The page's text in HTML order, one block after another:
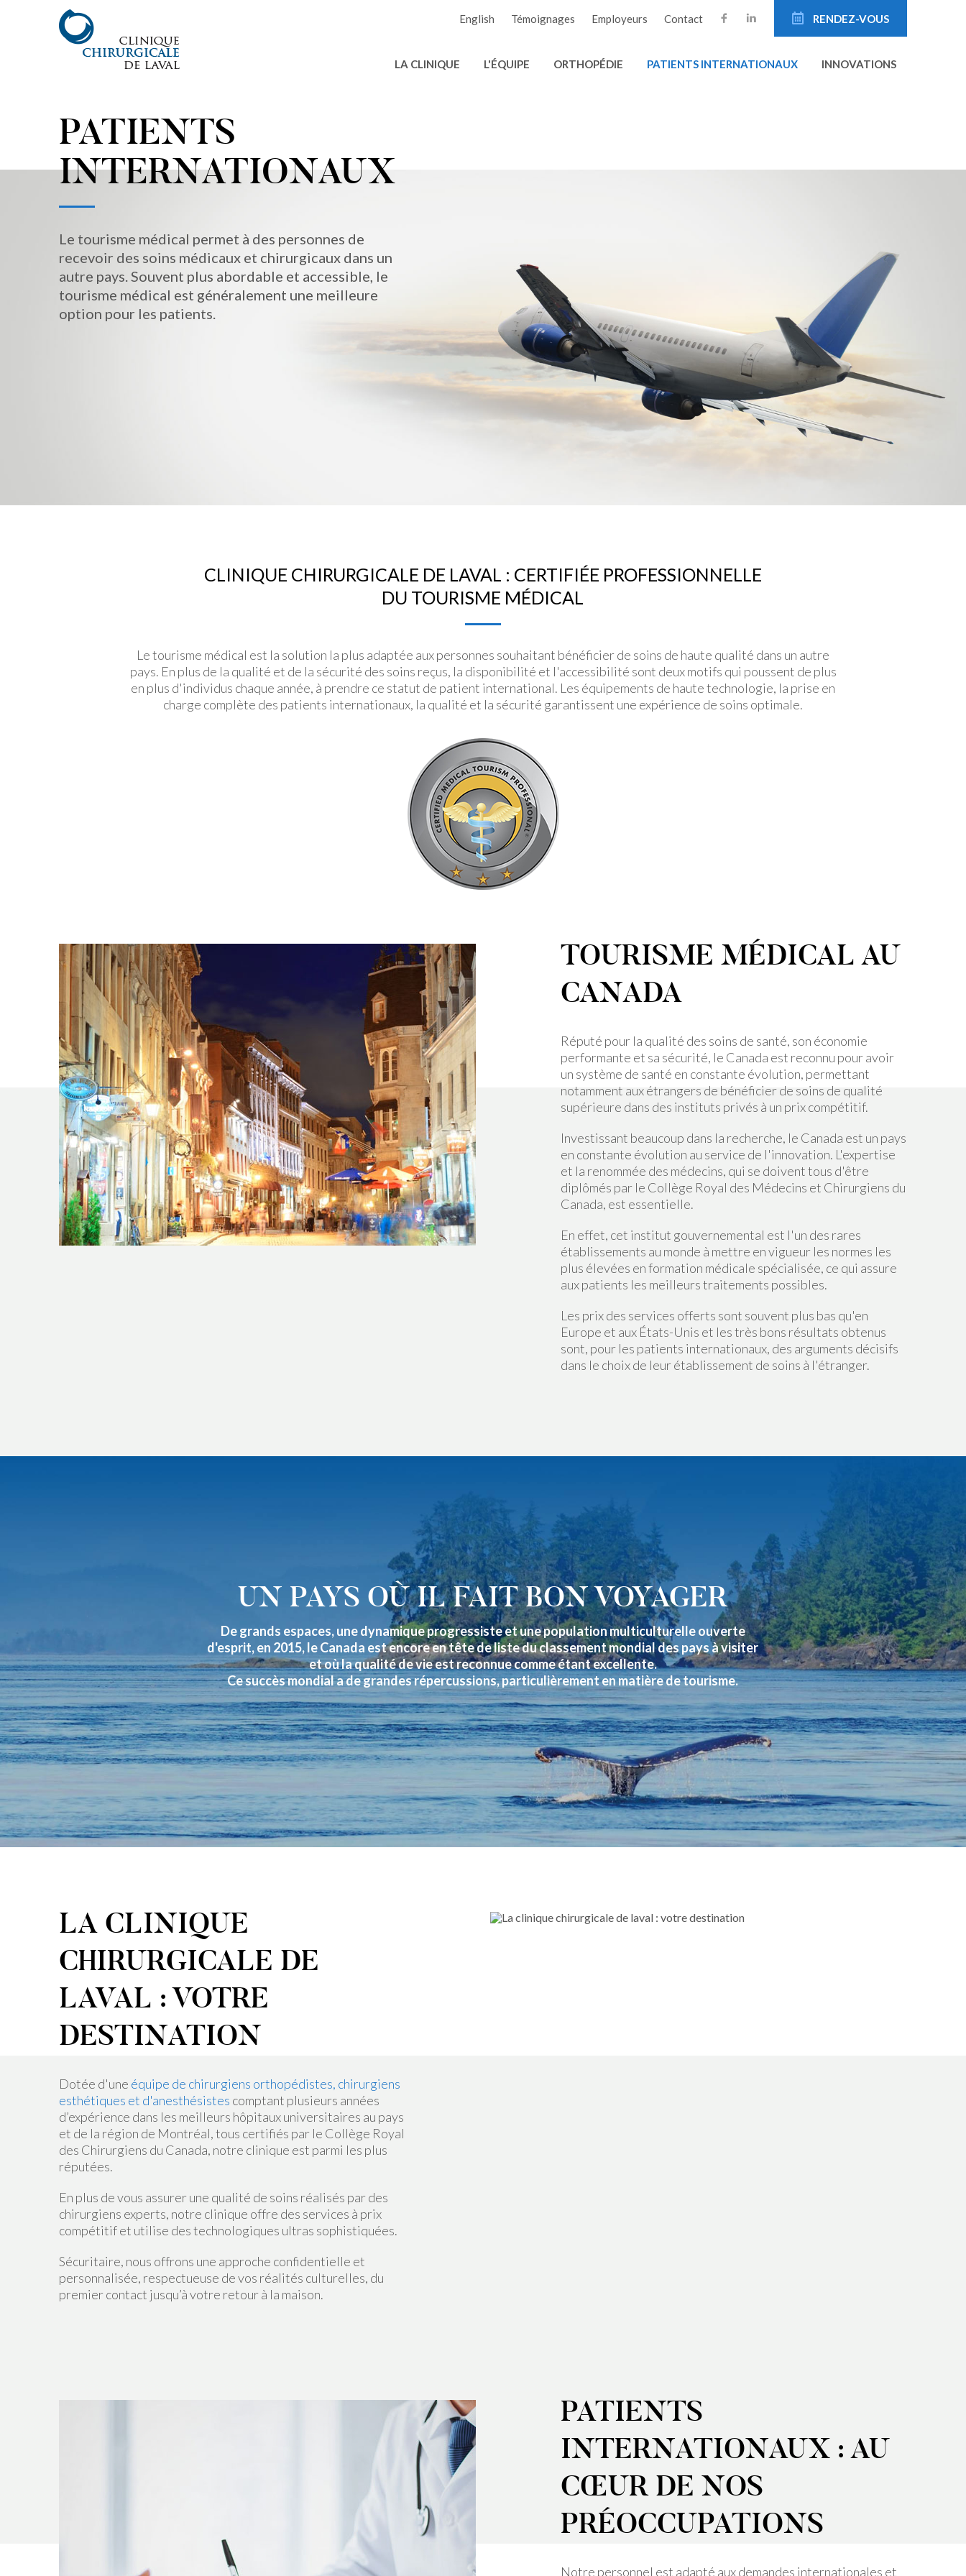
RENDEZ-VOUS
English Témoignages Employeurs Contact
LA CLINIQUE L'ÉQUIPE ORTHOPÉDIE PATIENTS INTERNATIONAUX INNOVATIONS
PATIENTS
INTERNATIONAUX
Le tourisme médical permet à des personnes de
recevoir des soins médicaux et chirurgicaux dans un
autre pays. Souvent plus abordable et accessible, le
tourisme médical est généralement une meilleure
option pour les patients.
CLINIQUE CHIRURGICALE DE LAVAL : CERTIFIÉE PROFESSIONNELLE
DU TOURISME MÉDICAL
Le tourisme médical est la solution la plus adaptée aux personnes souhaitant bénéficier de soins de haute qualité dans un autre
pays. En plus de la qualité et de la sécurité des soins reçus, la disponibilité et l'accessibilité sont deux motifs qui poussent de plus
en plus d'individus chaque année, à prendre ce statut de patient international. Les équipements de haute technologie, la prise en
charge complète des patients internationaux, la qualité et la sécurité garantissent une expérience de soins optimale.
TOURISME MÉDICAL AU
CANADA
Réputé pour la qualité des soins de santé, son économie
performante et sa sécurité, le Canada est reconnu pour avoir
un système de santé en constante évolution, permettant
notamment aux étrangers de bénéficier de soins de qualité
supérieure dans des instituts privés à un prix compétitif.
Investissant beaucoup dans la recherche, le Canada est un pays
en constante évolution au service de l'innovation. L'expertise
et la renommée des médecins, qui se doivent tous d'être
diplômés par le Collège Royal des Médecins et Chirurgiens du
Canada, est essentielle.
En effet, cet institut gouvernemental est l'un des rares
établissements au monde à mettre en vigueur les normes les
plus élevées en formation médicale spécialisée, ce qui assure
aux patients les meilleurs traitements possibles.
Les prix des services offerts sont souvent plus bas qu'en
Europe et aux États-Unis et les très bons résultats obtenus
sont, pour les patients internationaux, des arguments décisifs
dans le choix de leur établissement de soins à l'étranger.
UN PAYS OÙ IL FAIT BON VOYAGER
De grands espaces, une dynamique progressiste et une population multiculturelle ouverte
d'esprit, en 2015, le Canada est encore en tête de liste du classement mondial des pays à visiter
et où la qualité de vie est reconnue comme étant excellente.
Ce succès mondial a de grandes répercussions, particulièrement en matière de tourisme.
LA CLINIQUE
CHIRURGICALE DE
LAVAL : VOTRE
DESTINATION
Dotée d'une équipe de chirurgiens orthopédistes, chirurgiens
esthétiques et d'anesthésistes comptant plusieurs années
d’expérience dans les meilleurs hôpitaux universitaires au pays
et de la région de Montréal, tous certifiés par le Collège Royal
des Chirurgiens du Canada, notre clinique est parmi les plus
réputées.
En plus de vous assurer une qualité de soins réalisés par des
chirurgiens experts, notre clinique offre des services à prix
compétitif et utilise des technologiques ultras sophistiquées.
Sécuritaire, nous offrons une approche confidentielle et
personnalisée, respectueuse de vos réalités culturelles, du
premier contact jusqu’à votre retour à la maison.
PATIENTS
INTERNATIONAUX : AU
CŒUR DE NOS
PRÉOCCUPATIONS
Notre personnel est adapté aux demandes internationales et